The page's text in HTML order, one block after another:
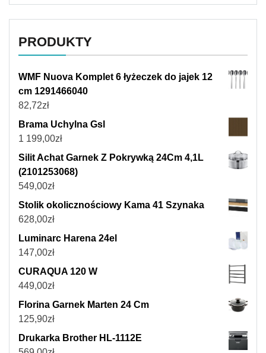
PRODUKTY
WMF Nuova Komplet 6 łyżeczek do jajek 12
cm 1291466040
82,72zł
Brama Uchylna Gsl
1 199,00zł
Silit Achat Garnek Z Pokrywką 24Cm 4,1L
(2101253068)
549,00zł
Stolik okolicznościowy Kama 41 Szynaka
628,00zł
Luminarc Harena 24el
147,00zł
CURAQUA 120 W
449,00zł
Florina Garnek Marten 24 Cm
125,90zł
Drukarka Brother HL-1112E